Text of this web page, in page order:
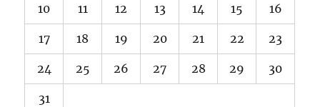
10 11 12 13 14 15 16
17 18 19 20 21 22 23
24 25 26 27 28 29 30
31